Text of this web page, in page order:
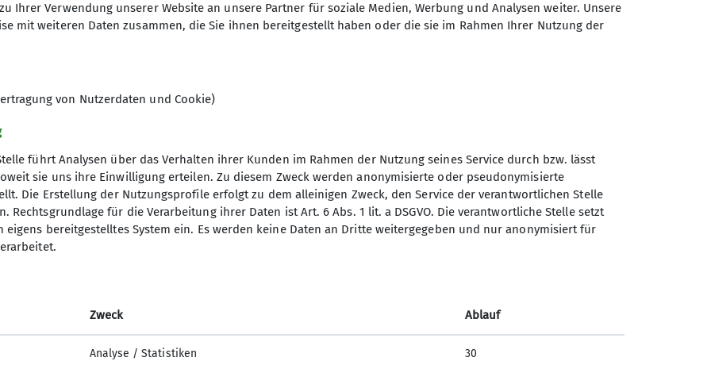
kostenlos 2 x reinschnuppern, danachMitgliedschaft in unserem Verein
Tourenprogramm Outdoor
Unsere Partner
Bundesministerium für Wirtschaft und
Klimaschutz - Nationale Klimaschutz Initiative
Sektion Würzburg des
Deutschen Alpenvereins e.V.
Weißenburgstraße 59a
Ihrer Verwendung unserer Website an unsere Partner für soziale Medien, Werbung und Analysen weiter. Unsere
mit weiteren Daten zusammen, die Sie ihnen bereitgestellt haben oder die sie im Rahmen Ihrer Nutzung der
von Nutzerdaten und Cookie)
führt Analysen über das Verhalten ihrer Kunden im Rahmen der Nutzung seines Service durch bzw. lässt
sie uns ihre Einwilligung erteilen. Zu diesem Zweck werden anonymisierte oder pseudonymisierte
Die Erstellung der Nutzungsprofile erfolgt zu dem alleinigen Zweck, den Service der verantwortlichen Stelle
Rechtsgrundlage für die Verarbeitung ihrer Daten ist Art. 6 Abs. 1 lit. a DSGVO. Die verantwortliche Stelle setzt
eigens bereitgestelltes System ein. Es werden keine Daten an Dritte weitergegeben und nur anonymisiert für
Zweck Ablauf
Analyse / Statistiken 30